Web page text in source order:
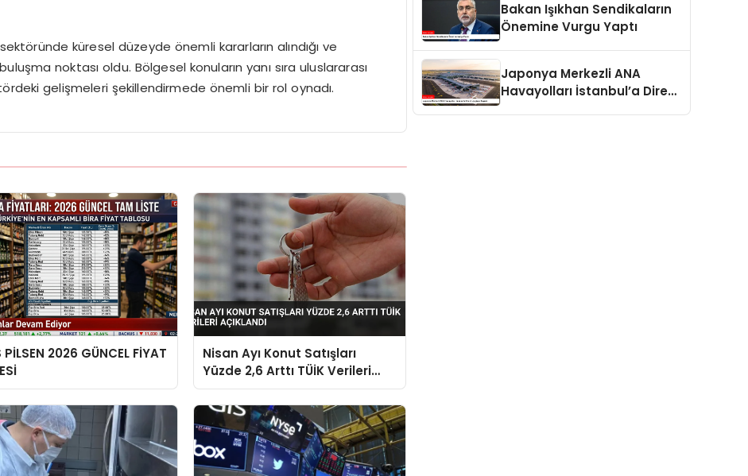
küresel düzeyde önemli kararların alındığı ve
noktası oldu. Bölgesel konuların yanı sıra uluslararası
gelişmeleri şekillendirmede önemli bir rol oynadı.
PİLSEN 2026 GÜNCEL FİYAT
Nisan Ayı Konut Satışları
Yüzde 2,6 Arttı TÜİK Verileri
Açıklandı
Bakan Işıkhan Sendikaların
Önemine Vurgu Yaptı
Japonya Merkezli ANA
Havayolları İstanbul’a Direkt